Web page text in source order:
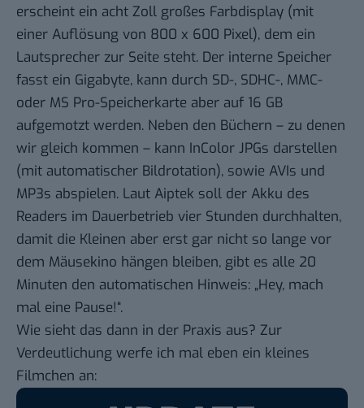
erscheint ein acht Zoll großes Farbdisplay (mit
einer Auflösung von 800 x 600 Pixel), dem ein
Lautsprecher zur Seite steht. Der interne Speicher
fasst ein Gigabyte, kann durch SD-, SDHC-, MMC-
oder MS Pro-Speicherkarte aber auf 16 GB
aufgemotzt werden. Neben den Büchern – zu denen
wir gleich kommen – kann InColor JPGs darstellen
(mit automatischer Bildrotation), sowie AVIs und
MP3s abspielen. Laut Aiptek soll der Akku des
Readers im Dauerbetrieb vier Stunden durchhalten,
damit die Kleinen aber erst gar nicht so lange vor
dem Mäusekino hängen bleiben, gibt es alle 20
Minuten den automatischen Hinweis: „Hey, mach
mal eine Pause!“.
Wie sieht das dann in der Praxis aus? Zur
Verdeutlichung werfe ich mal eben ein kleines
Filmchen an: